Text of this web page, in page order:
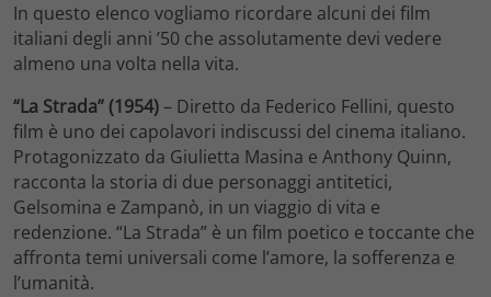
In questo elenco vogliamo ricordare alcuni dei film
italiani degli anni ’50 che assolutamente devi vedere
almeno una volta nella vita.
“La Strada” (1954)– Diretto da Federico Fellini, questo
film è uno dei capolavori indiscussi del cinema italiano.
Protagonizzato da Giulietta Masina e Anthony Quinn,
racconta la storia di due personaggi antitetici,
Gelsomina e Zampanò, in un viaggio di vita e
redenzione. “La Strada” è un film poetico e toccante che
affronta temi universali come l’amore, la sofferenza e
l’umanità.